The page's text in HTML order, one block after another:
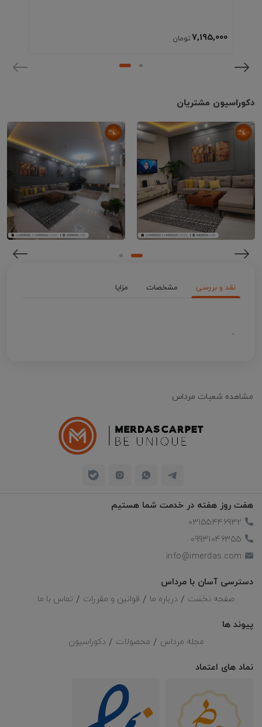
7٬195٬000
دکوراسیون مشتریان
نقد و بررسی مشخصات مزایا
.
مشاهده شعبات مرداس
هفت روز هفته در خدمت شما هستیم
03155446932
09931046355
info@imerdas.com
دسترسی آسان با مرداس
صفحه نخست درباره ما قوانین و مقررات تماس با ما
پیوند ها
مجله مرداس محصولات دکوراسیون
نماد های اعتماد